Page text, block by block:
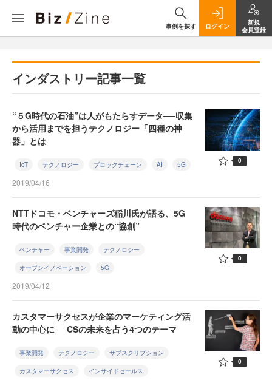
事例を探す ログイン
新規
会員登録
インダストリー記事一覧
“５G時代の石油”は人がもたらすデータ──収集
から活用までを担うテクノロジー「四種の神
器」とは
IoT テクノロジー ブロックチェーン AI 5G
2019/04/16
0
NTTドコモ・ベンチャーズ稲川氏が語る、5G
時代のベンチャー企業との“協創”
ベンチャー 事業開発 テクノロジー
オープンイノベーション 5G
2019/04/12
0
カスタマーサクセスが企業のマーケティング活
動の中心に──CSの未来を占う4つのテーマ
事業開発 テクノロジー サブスクリプション
カスタマーサクセス インサイドセールス
0